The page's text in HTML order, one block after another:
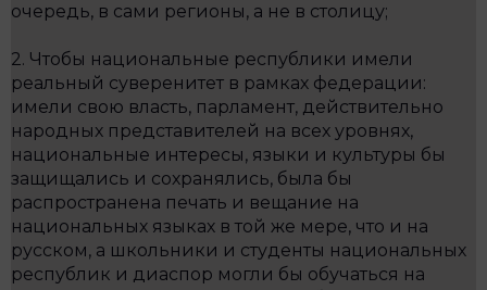
очередь, в сами регионы, а не в столицу;
2. Чтобы национальные республики имели
реальный суверенитет в рамках федерации:
имели свою власть, парламент, действительно
народных представителей на всех уровнях,
национальные интересы, языки и культуры бы
защищались и сохранялись, была бы
распространена печать и вещание на
национальных языках в той же мере, что и на
русском, а школьники и студенты национальных
республик и диаспор могли бы обучаться на